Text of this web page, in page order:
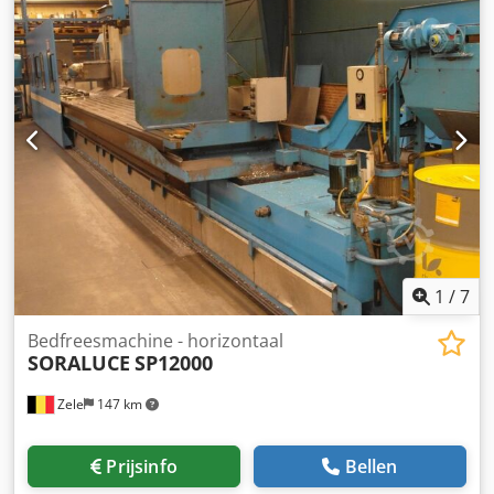
1 /7
Zele 147 km
Bedfreesmachine - horizontaal
SORALUCE SP12000
Prijsinfo Bellen